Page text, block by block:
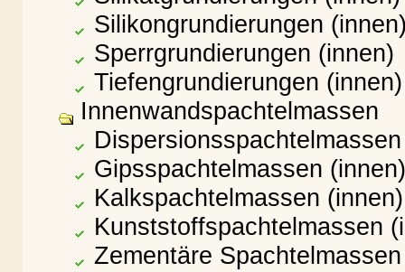
Silikongrundierungen
Sperrgrundierungen (innen)
Tiefengrundierungen (innen)
Innenwandspachtelmassen
Gipsspachtelmassen (innen)
Kalkspachtelmassen (innen)
Kunststoffspachtelmassen
Zementäre